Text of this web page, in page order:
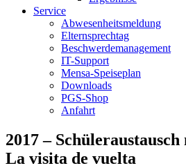
Service
Abwesenheitsmeldung
Elternsprechtag
Beschwerdemanagement
IT-Support
Mensa-Speiseplan
Downloads
PGS-Shop
Anfahrt
2017 –
La visita de vuelta